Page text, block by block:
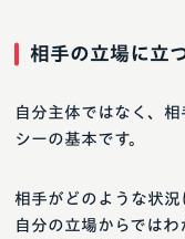
相手の立場に立
自分主体ではなく、
シーの基本です。
相手がどのような状況
自分の立場からでは